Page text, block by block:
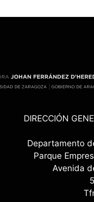
DIRECCIÓN
Departamento
Parque
Avenida